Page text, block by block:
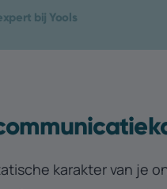
bij Yools
karakter van je